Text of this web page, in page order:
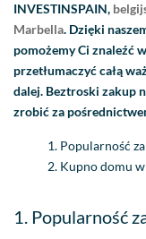
INVESTINSPAIN,
Marbella. Dzięki
pomożemy Ci znaleźć
przetłumaczyć całą
dalej. Beztroski zakup
zrobić za
Popularność
Kupno domu
1. Popularność